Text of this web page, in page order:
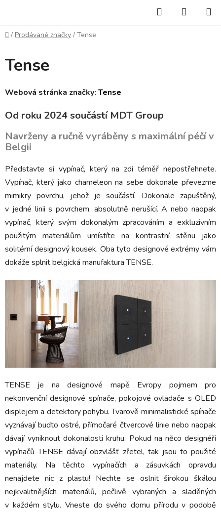
obsah
Hledat
KOŠÍK
Domů
/ Prodávané značky / Tense
Tense
Webová stránka značky: Tense
Od roku 2024 součástí MDT Group
Navrženy a ručně vyráběny s maximální péčí v
Belgii
Představte si vypínač, který na zdi téměř nepostřehnete.
Vypínač, který jako chameleon na sebe dokonale převezme
mimikry povrchu, jehož je součástí. Dokonale zapuštěný,
v jedné linii s povrchem, absolutně nerušící. A nebo naopak
vypínač, který svým dokonalým zpracováním a exkluzivním
použitým materiálům umístíte na kontrastní stěnu jako
solitérní designový kousek. Oba tyto designové extrémy vám
dokáže splnit belgická manufaktura TENSE.
TENSE je na designové mapě Evropy pojmem pro
nekonvenční designové spínače, pokojové ovladače s OLED
displejem a detektory pohybu. Tvarově minimalistické spínače
vyznávají buďto ostré, přímočaré čtvercové linie nebo naopak
dávají vyniknout dokonalosti kruhu. Pokud na něco designéři
vypínačů TENSE dávají obzvlášť zřetel, tak jsou to použité
materiály. Na těchto vypínačích a zásuvkách opravdu
nenajdete nic z plastu! Nechte se oslnit širokou škálou
nejkvalitnějších materiálů, pečlivě vybraných a sladěných
v každém stylu. Vneste do svého domu přírodu v podobě